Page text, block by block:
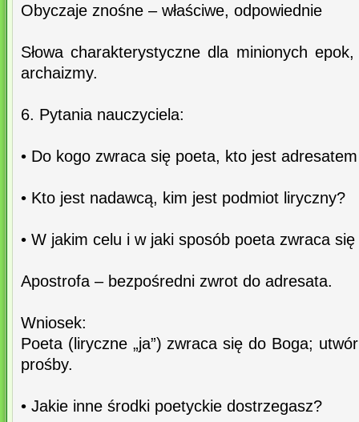
Obyczaje znośne – właściwe, odpowiednie
Słowa charakterystyczne dla minionych
archaizmy.
6. Pytania nauczyciela:
• Do kogo zwraca się poeta, kto jest
• Kto jest nadawcą, kim jest podmiot liryczny?
• W jakim celu i w jaki sposób poeta zwraca
Apostrofa – bezpośredni zwrot do adresata.
Wniosek:
Poeta (liryczne „ja”) zwraca się do Boga;
prośby.
• Jakie inne środki poetyckie dostrzegasz?